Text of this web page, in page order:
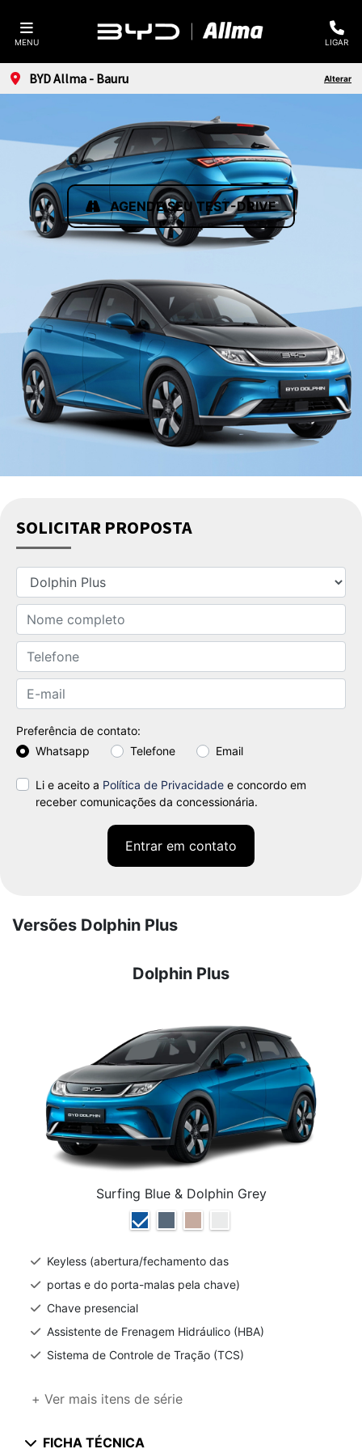
MENU LIGAR
BYD Allma - Bauru Alterar
SOLICITAR PROPOSTA
Preferência de contato:
Whatsapp
Telefone Email
Li e aceito a Política de Privacidade e concordo em
receber comunicações da concessionária.
Entrar em contato
AGENDE SEU TEST-DRIVE
Versões Dolphin Plus
Dolphin Plus
Surfing Blue & Dolphin Grey
Keyless (abertura/fechamento das
portas e do porta-malas pela chave)
Chave presencial
Assistente de Frenagem Hidráulico (HBA)
Sistema de Controle de Tração (TCS)
+ Ver mais itens de série
FICHA TÉCNICA